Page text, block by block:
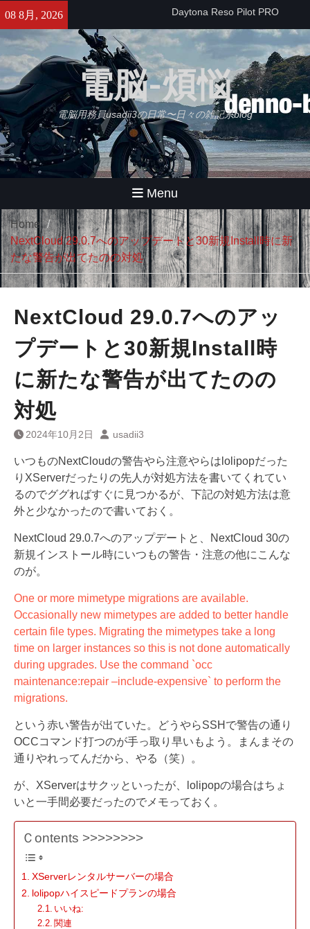
content
08 8月, 2026
せっかくなのでObsidianをもう
少し使ってみる・・・【追記】
と、思ったけどやっぱムリ。
久々にB2さんとラーメンツー
やばいバイクインカム出た！
Daytona Reso Pilot PRO
電脳-煩悩
電脳用務員usadii3の日常〜日々の雑記系blog
Menu
Home
NextCloud 29.0.7へのアップデートと30新規Install時に新
たな警告が出てたのの対処
NextCloud 29.0.7へのアッ
プデートと30新規Install時
に新たな警告が出てたのの
対処
2024年10月2日 usadii3
いつものNextCloudの警告やら注意やらはlolipopだった
りXServerだったりの先人が対処方法を書いてくれてい
るのでググればすぐに見つかるが、下記の対処方法は意
外と少なかったので書いておく。
NextCloud 29.0.7へのアップデートと、NextCloud 30の
新規インストール時にいつもの警告・注意の他にこんな
のが。
One or more mimetype migrations are available.
Occasionally new mimetypes are added to better handle
certain file types. Migrating the mimetypes take a long
time on larger instances so this is not done automatically
during upgrades. Use the command `occ
maintenance:repair –include-expensive` to perform the
migrations.
という赤い警告が出ていた。どうやらSSHで警告の通り
OCCコマンド打つのが手っ取り早いもよう。まんまその
通りやれってんだから、やる（笑）。
が、XServerはサクッといったが、lolipopの場合はちょ
いと一手間必要だったのでメモっておく。
Ｃontents >>>>>>>>
XServerレンタルサーバーの場合
lolipopハイスピードプランの場合
いいね:
関連